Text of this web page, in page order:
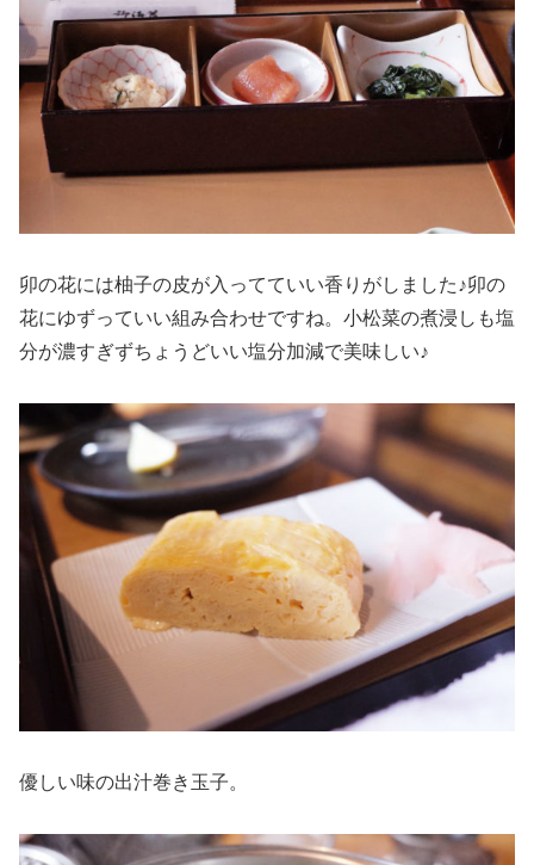
卯の花には柚子の皮が入ってていい香りがしました♪卯の
花にゆずっていい組み合わせですね。小松菜の煮浸しも塩
分が濃すぎずちょうどいい塩分加減で美味しい♪
優しい味の出汁巻き玉子。